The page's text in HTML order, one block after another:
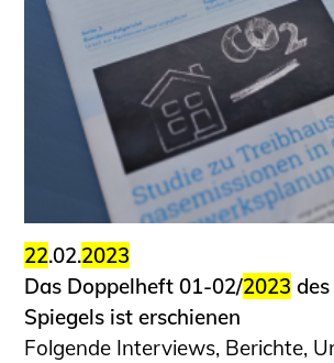
22.02.2023
Das Doppelheft 01-02/2023
Spiegels ist erschienen
Folgende Interviews, Berichte,